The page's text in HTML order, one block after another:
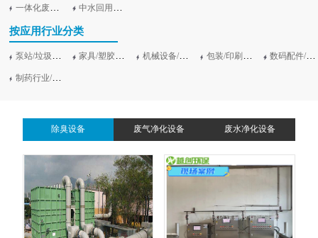
一体化废水处理设备 中水回用净化设备
按应用行业分类
泵站/垃圾站/污水站 家具/塑胶行业 机械设备/电子行业 包装/印刷行业 数码配件/汽车零部件加工
制药行业/食品行业
除臭设备 废气净化设备 废水净化设备